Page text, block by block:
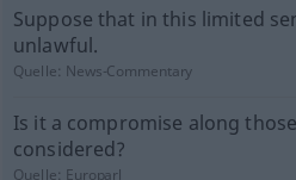
Suppose that in this limited
unlawful.
Quelle: News-Commentary
Is it a compromise along
considered?
Quelle: Europarl